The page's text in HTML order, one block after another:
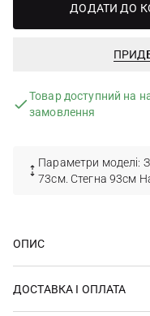
ДОДАТИ ДО
Товар доступний на
замовлення
Параметри моделі:
73см. Стегна 93см
ОПИС
ДОСТАВКА І ОПЛАТА